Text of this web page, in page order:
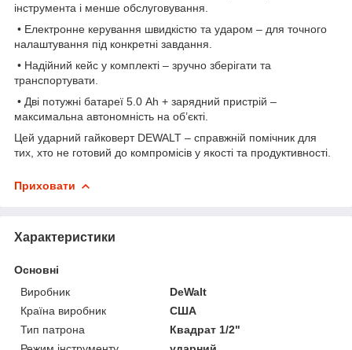
інструмента і менше обслуговування.
• Електронне керування швидкістю та ударом – для точного
налаштування під конкретні завдання.
• Надійний кейс у комплекті – зручно зберігати та
транспортувати.
• Дві потужні батареї 5.0 Ah + зарядний пристрій –
максимальна автономність на об’єкті.
Цей ударний гайковерт DEWALT – справжній помічник для
тих, хто не готовий до компромісів у якості та продуктивності.
Приховати
Характеристики
Основні
Виробник
DeWalt
Країна виробник
США
Тип патрона
Квадрат 1/2"